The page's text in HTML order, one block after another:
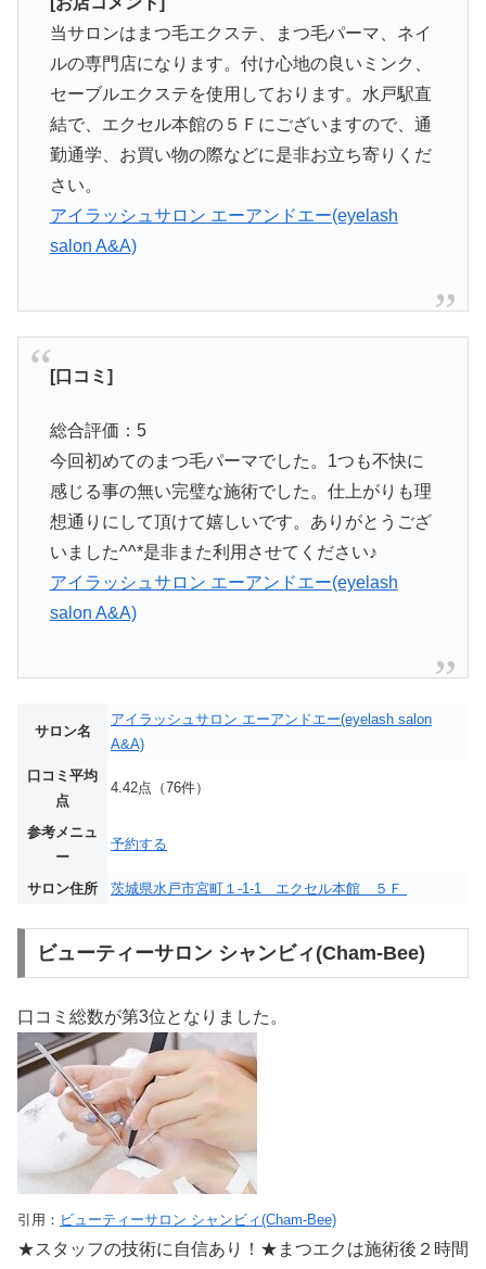
当サロンはまつ毛エクステ、まつ毛パーマ、ネイ
ルの専門店になります。付け心地の良いミンク、
セーブルエクステを使用しております。水戸駅直
結で、エクセル本館の５Ｆにございますので、通
勤通学、お買い物の際などに是非お立ち寄りくだ
さい。
アイラッシュサロン エーアンドエー(eyelash
salon A&A)
[口コミ]
総合評価：5
今回初めてのまつ毛パーマでした。1つも不快に
感じる事の無い完璧な施術でした。仕上がりも理
想通りにして頂けて嬉しいです。ありがとうござ
いました^^*是非また利用させてください♪
アイラッシュサロン エーアンドエー(eyelash
salon A&A)
サロン名
アイラッシュサロン エーアンドエー(eyelash salon
A&A)
口コミ平均
点
4.42点（76件）
参考メニュ
ー
予約する
サロン住所 茨城県水戸市宮町１-1-1 エクセル本館 ５Ｆ
ビューティーサロン シャンビィ(Cham-Bee)
口コミ総数が第3位となりました。
引用： ビューティーサロン シャンビィ(Cham-Bee)
★スタッフの技術に自信あり！★まつエクは施術後２時間